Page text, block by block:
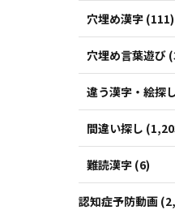
穴埋め漢字 (111)
穴埋め言葉遊び
違う漢字・絵探
間違い探し
難読漢字 (6)
認知症予防動画